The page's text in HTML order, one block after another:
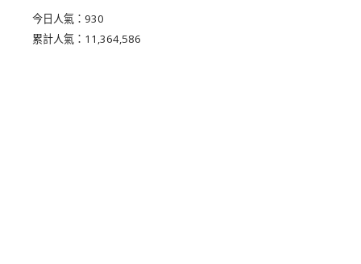
今日人氣： 930
累計人氣： 11,364,586